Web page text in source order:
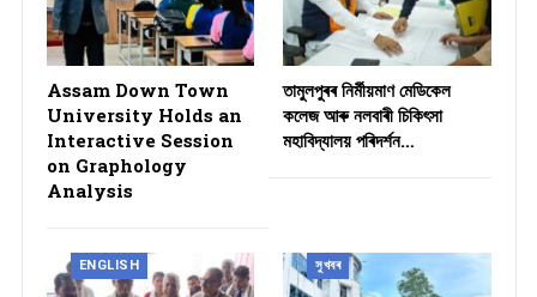
Assam Down Town
University Holds an
Interactive Session
on Graphology
Analysis
তামুলপুৰৰ নিৰ্মীয়মাণ মেডিকেল
কলেজ আৰু নলবাৰী চিকিৎসা
মহাবিদ্যালয় পৰিদৰ্শন…
ENGLISH সুখবৰ